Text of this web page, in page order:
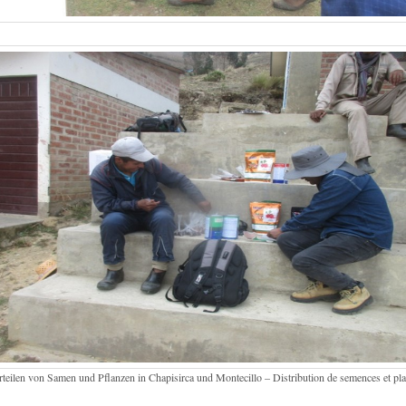
von Samen und Pflanzen in Chapisirca und Montecillo – Distribution de semences et